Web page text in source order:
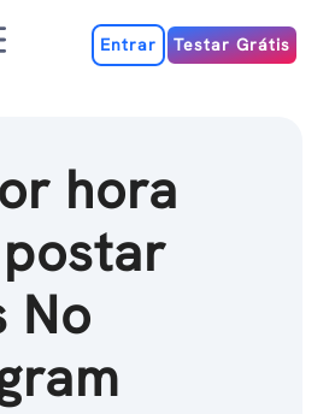
MenuEntrar Testar Grátis
hora
No